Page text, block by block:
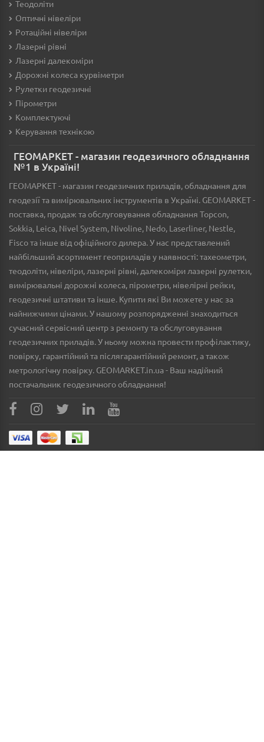
Теодоліти
Оптичні нівеліри
Ротаційні нівеліри
Лазерні рівні
Лазерні далекоміри
Дорожні колеса курвіметри
Рулетки геодезичні
Пірометри
Комплектуючі
Керування технікою
ГЕОМАРКЕТ - магазин геодезичного обладнання
№1 в Україні!
ГЕОМАРКЕТ - магазин геодезичних приладів, обладнання для
геодезії та вимірювальних інструментів в Україні. GEOMARKET -
поставка, продаж та обслуговування обладнання Topcon,
Sokkia, Leica, Nivel System, Nivoline, Nedo, Laserliner, Nestle,
Fisco та інше від офіційного дилера. У нас представлений
найбільший асортимент геоприладів у наявності: тахеометри,
теодоліти, нівеліри, лазерні рівні, далекоміри лазерні рулетки,
вимірювальні дорожні колеса, пірометри, нівелірні рейки,
геодезичні штативи та інше. Купити які Ви можете у нас за
найнижчими цінами. У нашому розпорядженні знаходиться
сучасний сервісний центр з ремонту та обслуговування
геодезичних приладів. У ньому можна провести профілактику,
повірку, гарантійний та післягарантійний ремонт, а також
метрологічну повірку. GEOMARKET.in.ua - Ваш надійний
постачальник геодезичного обладнання!